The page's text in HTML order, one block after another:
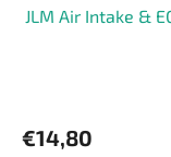
JLM Air Intake &
€14,80